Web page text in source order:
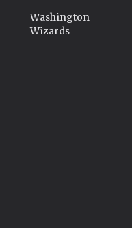
Washington
Wizards